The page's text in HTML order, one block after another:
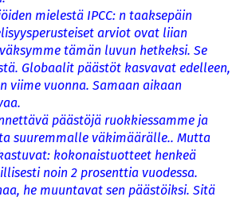
mielestä IPCC: n taaksepäin
arviot ovat liian
tämän luvun hetkeksi. Se
Globaalit päästöt kasvavat edelleen,
viime vuonna. Samaan aikaan
päästöjä ruokkiessamme ja
suuremmalle väkimäärälle.. Mutta
kokonaistuotteet henkeä
noin 2 prosenttia vuodessa.
he muuntavat sen päästöiksi. Sitä